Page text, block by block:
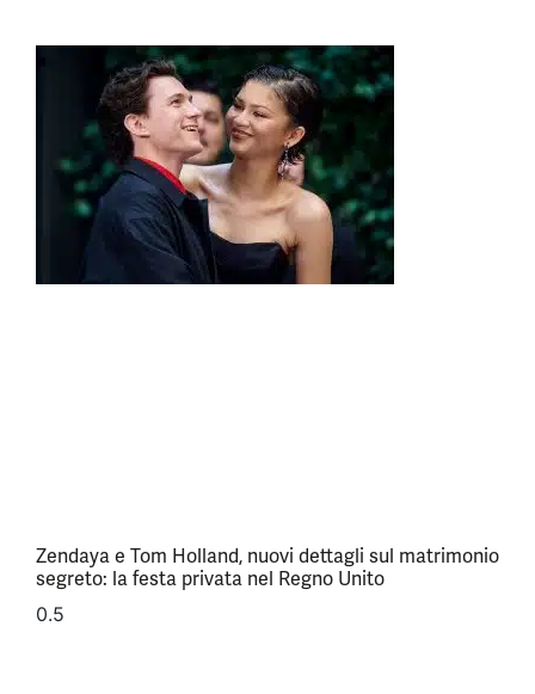
Zendaya e Tom Holland, nuovi dettagli sul matrimonio
segreto: la festa privata nel Regno Unito